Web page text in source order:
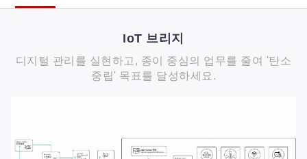
IoT 브리지
디지털 관리를 실현하고, 종이 중심의 업무를 줄여 '탄소
중립' 목표를 달성하세요.